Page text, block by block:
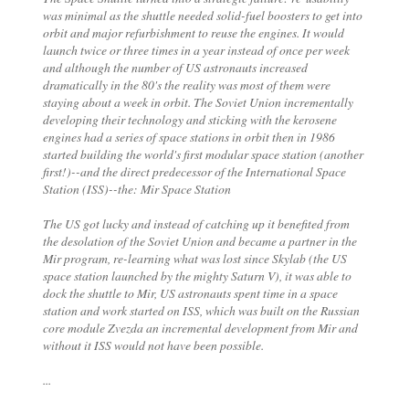
was minimal as the shuttle needed solid-fuel boosters to get into
orbit and major refurbishment to reuse the engines. It would
launch twice or three times in a year instead of once per week
and although the number of US astronauts increased
dramatically in the 80's the reality was most of them were
staying about a week in orbit. The Soviet Union incrementally
developing their technology and sticking with the kerosene
engines had a series of space stations in orbit then in 1986
started building the world's first modular space station (another
first!)--and the direct predecessor of the International Space
Station (ISS)--the: Mir Space Station
The US got lucky and instead of catching up it benefited from
the desolation of the Soviet Union and became a partner in the
Mir program, re-learning what was lost since Skylab (the US
space station launched by the mighty Saturn V), it was able to
dock the shuttle to Mir, US astronauts spent time in a space
station and work started on ISS, which was built on the Russian
core module Zvezda an incremental development from Mir and
without it ISS would not have been possible.
...